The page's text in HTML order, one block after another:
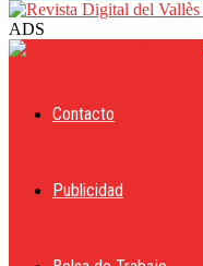
ADS
Contacto
Publicidad